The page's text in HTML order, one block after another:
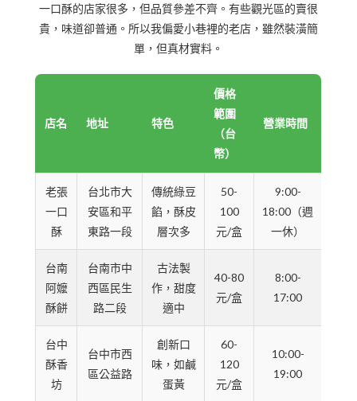
一口酥的店家很多，但品質參差不齊。有些觀光區的賣很
貴，味道卻普通。所以我偏愛小巷裡的老店，雖然裝潢簡
單，但真材實料。
店名 地址 特色
價格
範圍
（台
幣）
營業時間
老張
一口
酥
台北市大
安區和平
東路一段
傳統綠豆
餡，酥皮
層次多
50-
100
元/盒
9:00-
18:00（週
一休）
台南
阿嬤
酥餅
台南市中
西區民生
路二段
古法製
作，甜度
適中
40-80
元/盒
8:00-
17:00
台中
酥香
坊
台中市西
區公益路
創新口
味，如鹹
蛋黃
60-
120
元/盒
10:00-
19:00